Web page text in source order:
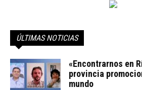
ÚLTIMAS NOTICIAS
«Encontrarnos en
provincia
mundo